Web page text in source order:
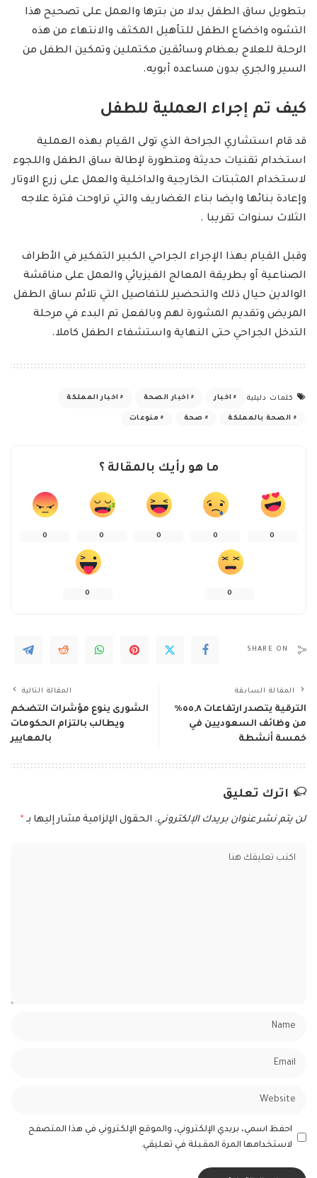
بتطويل ساق الطفل بدلا من بترها والعمل على تصحيح هذا
التشوه واخضاع الطفل للتأهيل المكثف والانتهاء من هذه
الرحلة للعلاج بعظام وسائقين مكتملين وتمكين الطفل من
السير والجري بدون مساعده أبويه.
كيف تم إجراء العملية للطفل
قد قام استشاري الجراحة الذي تولى القيام بهذه العملية
استخدام تقنيات حديثة ومتطورة لإطالة ساق الطفل واللجوء
لاستخدام المثبتات الخارجية والداخلية والعمل على زرع الاوتار
وإعادة بنائها وايضا بناء الغضاريف والتي تراوحت فترة علاجه
الثلاث سنوات تقريبا .
وقبل القيام بهذا الإجراء الجراحي الكبير التفكير في الأطراف
الصناعية أو بطريقة المعالج الفيزيائي والعمل على مناقشة
الوالدين حيال ذلك والتحضير للتفاصيل التي تلائم ساق الطفل
المريض وتقديم المشورة لهم وبالفعل تم البدء في مرحلة
التدخل الجراحي حتى النهاية واستشفاء الطفل كاملا.
كلمات دليلية اخبار اخبار الصحة اخبار المملكة
الصحة بالمملكة صحة منوعات
ما هو رأيك بالمقالة ؟
0
0
0
0
0
0
0
SHARE ON
المقالة السابقة
الترقية يتصدر ارتفاعات ٥٥,٨٪
من وظائف السعوديين في
خمسة أنشطة
المقالة التالية
الشورى ينوع مؤشرات التضخم
ويطالب بالتزام الحكومات
بالمعايير
اترك تعليق
لن يتم نشر عنوان بريدك الإلكتروني. الحقول الإلزامية مشار إليها بـ *
احفظ اسمي، بريدي الإلكتروني، والموقع الإلكتروني في هذا المتصفح
لاستخدامها المرة المقبلة في تعليقي.